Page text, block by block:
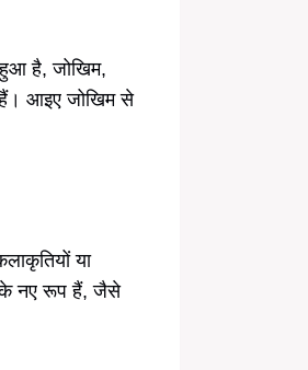
हुआ है, जोखिम,
हैं। आइए जोखिम से
या
के नए रूप हैं, जैसे